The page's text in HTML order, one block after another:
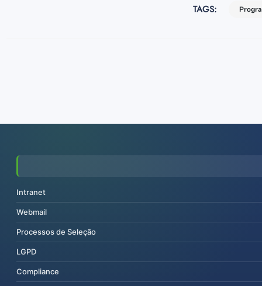
TAGS:
Intranet
Webmail
Processos de Seleção
LGPD
Compliance